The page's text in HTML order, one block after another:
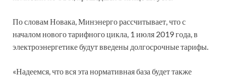
По словам Новака, Минэнерго рассчитывает, что с
началом нового тарифного цикла, 1 июля 2019 года, в
электроэнергетике будут введены долгосрочные тарифы.
«Надеемся, что вся эта нормативная база будет также